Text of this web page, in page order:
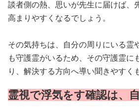
談者側の熱、思いが先生に届けば、
高まりやすくなるでしょう。
その気持ちは、自分の周りにいる霊
も守護霊がいるため、その守護霊に
り、解決する方向へ導い聞きやすく
霊視で浮気をす確認は、